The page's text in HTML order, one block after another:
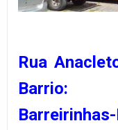
Rua
Barrio: